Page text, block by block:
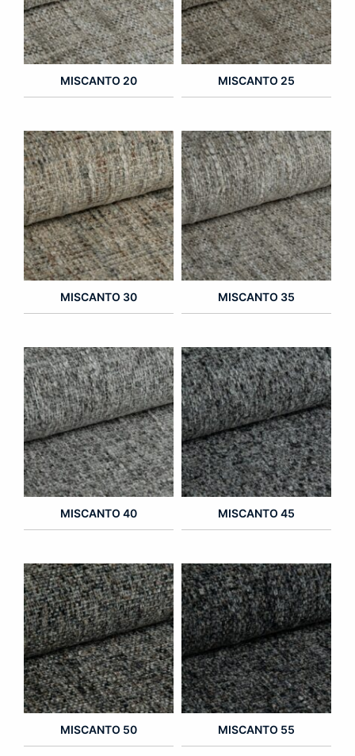
MISCANTO 20 MISCANTO 25
MISCANTO 30 MISCANTO 35
MISCANTO 40 MISCANTO 45
MISCANTO 50 MISCANTO 55